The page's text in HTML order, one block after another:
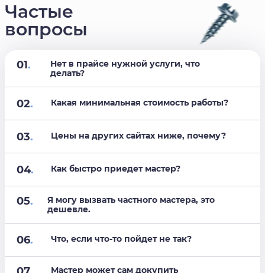
Частые
вопросы
01.
Нет в прайсе нужной услуги, что
делать?
02. Какая минимальная стоимость работы?
03. Цены на других сайтах ниже, почему?
04. Как быстро приедет мастер?
05.
Я могу вызвать частного мастера, это
дешевле.
06. Что, если что-то пойдет не так?
Мастер может сам докупить